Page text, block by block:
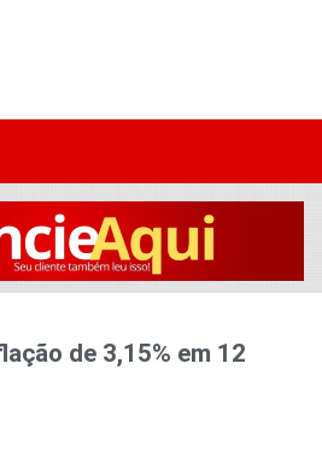
de 3,15% em 12